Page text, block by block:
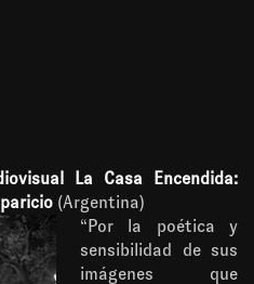
La Casa Encendida:
(Argentina)
“Por la poética y
sensibilidad de sus
imágenes que